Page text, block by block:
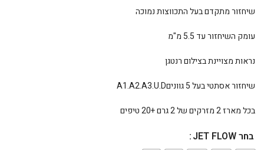
שיחזור מתקדם בעל התכווצות נמוכה
עומק השיחזור עד 5.5 מ"מ
נראות מצויינת בצילום רנטגן
שיחזור אסתטי בעל 5 גווניםA1.A2.A3.U.D
בכל מארז 2 מזרקים של 2 גרם +20 טיפים
בחר JET FLOW